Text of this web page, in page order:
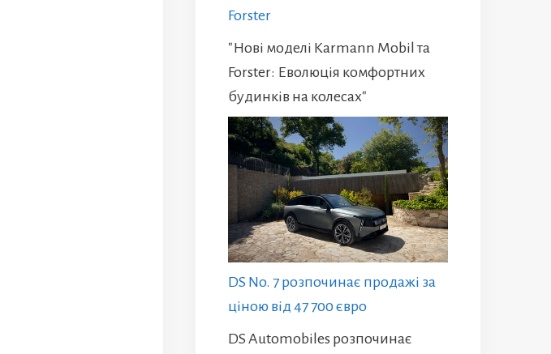
Forster
"Нові моделі Karmann Mobil та
Forster: Еволюція комфортних
будинків на колесах"
DS No. 7 розпочинає продажі за
ціною від 47 700 євро
DS Automobiles розпочинає